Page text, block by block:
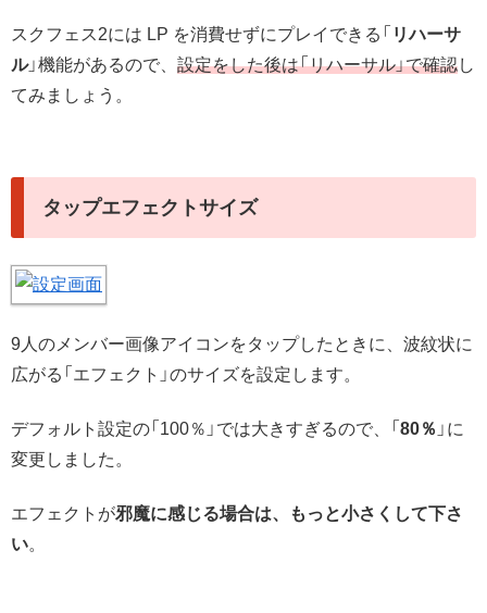
スクフェス2には LP を消費せずにプレイできる「 リハーサ
ル」機能があるので、 設定をした後は「リハーサル」で確認し
てみましょう。
タップエフェクトサイズ
9人のメンバー画像アイコンをタップしたときに、波紋状に
広がる「エフェクト」のサイズを設定します。
デフォルト設定の「100％」では大きすぎるので、「 80％ 」に
変更しました。
エフェクトが邪魔に感じる場合は、もっと小さくして下さ
い。